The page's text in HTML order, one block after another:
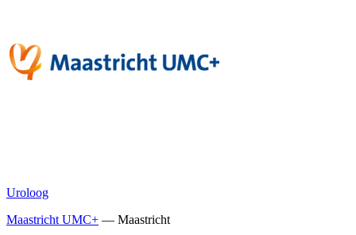
Uroloog
Maastricht UMC+ — Maastricht